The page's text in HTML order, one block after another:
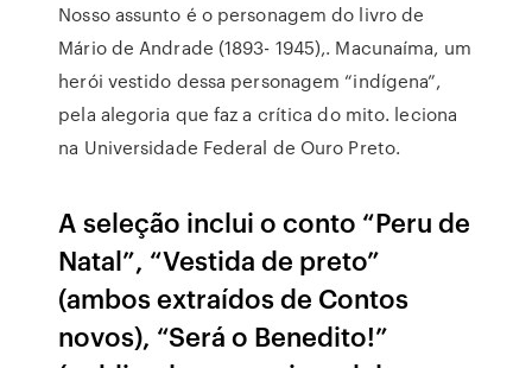
Nosso assunto é o personagem do livro de
Mário de Andrade (1893- 1945),. Macunaíma, um
herói vestido dessa personagem “indígena”,
pela alegoria que faz a crítica do mito. leciona
na Universidade Federal de Ouro Preto.
A seleção inclui o conto “Peru de
Natal”, “Vestida de preto”
(ambos extraídos de Contos
novos), “Será o Benedito!”